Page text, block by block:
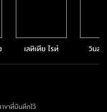
เลทิเทีย ไรท์ วินส
ขาที่บันทึกไว้